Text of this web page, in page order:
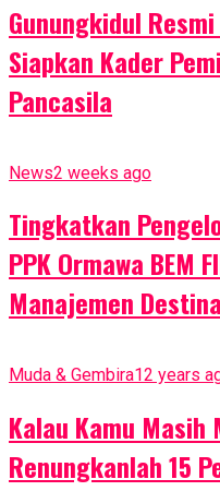
Gunungkidul
Siapkan Kader
Pancasila
News2 weeks ago
Tingkatkan
PPK Ormawa BEM
Manajemen
Muda & Gembira12 years
Kalau Kamu Masih
Renungkanlah 15